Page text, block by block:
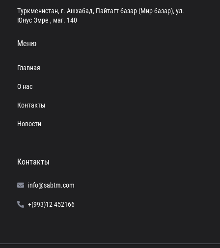
Туркменистан, г. Ашхабад, Пайтагт базар (Мир базар), ул.
Юнус Эмре , маг. 140
Меню
Главная
О нас
Контакты
Новости
Контакты
info@sabtm.com
+(993)12 452166